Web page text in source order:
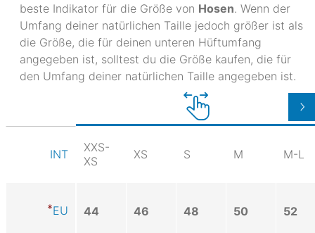
beste Indikator für die Größe von Hosen. Wenn der
Umfang deiner natürlichen Taille jedoch größer ist als
die Größe, die für deinen unteren Hüftumfang
angegeben ist, solltest du die Größe kaufen, die für
den Umfang deiner natürlichen Taille angegeben ist.
INT
XXS-
XS
XS S M M-L
EU 44 46 48 50 52